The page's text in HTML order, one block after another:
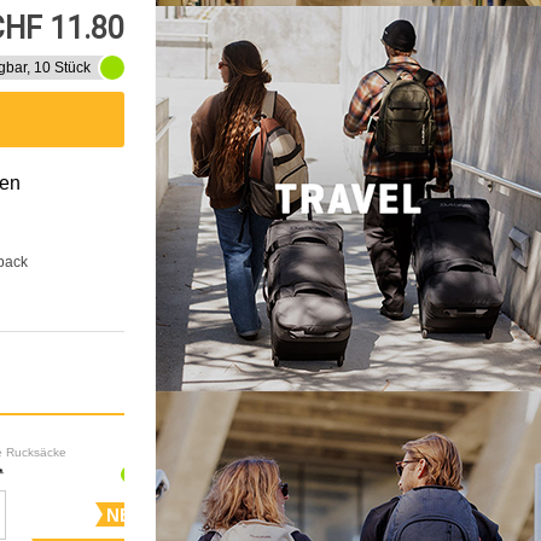
11.80
10 Stück
Rucksäcke
NEW
Lifestyle Rucksäcke
NEW